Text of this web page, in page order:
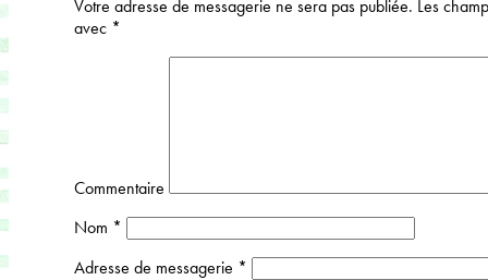
Votre adresse de messagerie ne sera pas publiée. Les
avec *
Commentaire
Nom *
Adresse de messagerie *